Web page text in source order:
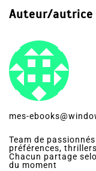
Auteur/autrice
mes-
Team de
préférences,
Chacun partage
du moment